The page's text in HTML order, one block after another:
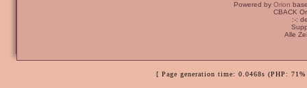
Powered by Orion
CBACK
:-:
Alle
[ Page generation time: 0.0468s (PHP: